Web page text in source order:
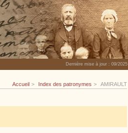
Dernière mise à jour : 09/2025
Accueil Index des patronymes AMIRAULT